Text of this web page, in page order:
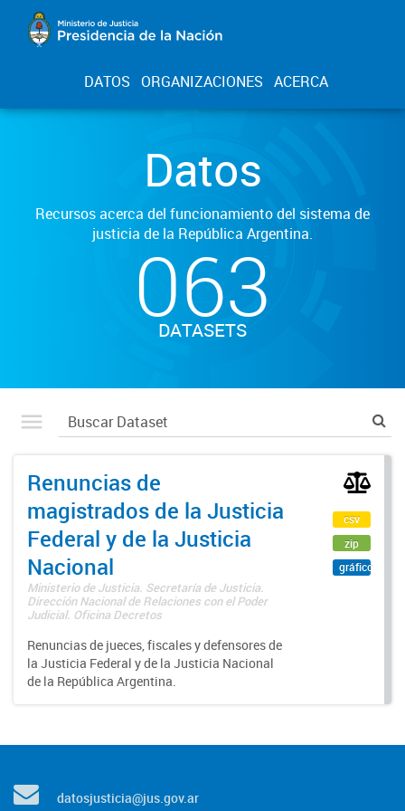
DATOS ORGANIZACIONES ACERCA
Datos
Recursos acerca del funcionamiento del sistema de
justicia de la República Argentina.
063
DATASETS
Renuncias de
magistrados de la Justicia
Federal y de la Justicia
Nacional
Ministerio de Justicia. Secretaría de Justicia.
Dirección Nacional de Relaciones con el Poder
Judicial. Oficina Decretos
Renuncias de jueces, fiscales y defensores de
la Justicia Federal y de la Justicia Nacional
de la República Argentina.
csv
zip
gráfico
datosjusticia@jus.gov.ar